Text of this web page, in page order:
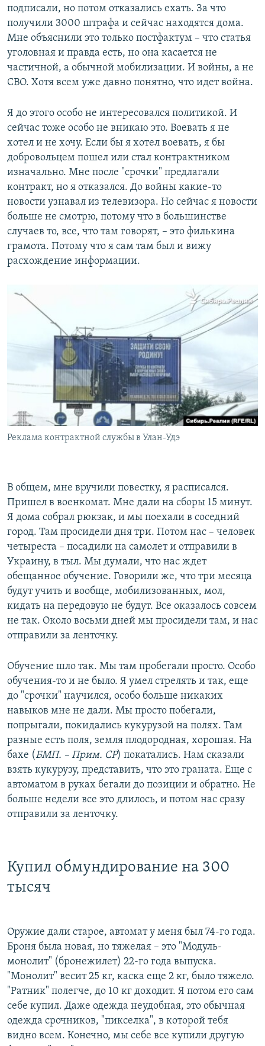
подписали, но потом отказались ехать. За что
получили 3000 штрафа и сейчас находятся дома.
Мне объяснили это только постфактум – что статья
уголовная и правда есть, но она касается не
частичной, а обычной мобилизации. И войны, а не
СВО. Хотя всем уже давно понятно, что идет война.
Я до этого особо не интересовался политикой. И
сейчас тоже особо не вникаю это. Воевать я не
хотел и не хочу. Если бы я хотел воевать, я бы
добровольцем пошел или стал контрактником
изначально. Мне после "срочки" предлагали
контракт, но я отказался. До войны какие-то
новости узнавал из телевизора. Но сейчас я новости
больше не смотрю, потому что в большинстве
случаев то, все, что там говорят, – это филькина
грамота. Потому что я сам там был и вижу
расхождение информации.
Реклама контрактной службы в Улан-Удэ
В общем, мне вручили повестку, я расписался.
Пришел в военкомат. Мне дали на сборы 15 минут.
Я дома собрал рюкзак, и мы поехали в соседний
город. Там просидели дня три. Потом нас – человек
четыреста – посадили на самолет и отправили в
Украину, в тыл. Мы думали, что нас ждет
обещанное обучение. Говорили же, что три месяца
будут учить и вообще, мобилизованных, мол,
кидать на передовую не будут. Все оказалось совсем
не так. Около восьми дней мы просидели там, и нас
отправили за ленточку.
Обучение шло так. Мы там пробегали просто. Особо
обучения-то и не было. Я умел стрелять и так, еще
до "срочки" научился, особо больше никаких
навыков мне не дали. Мы просто побегали,
попрыгали, покидались кукурузой на полях. Там
разные есть поля, земля плодородная, хорошая. На
бахе (БМП. – Прим. СР) покатались. Нам сказали
взять кукурузу, представить, что это граната. Еще с
автоматом в руках бегали до позиции и обратно. Не
больше недели все это длилось, и потом нас сразу
отправили за ленточку.
Купил обмундирование на 300
тысяч
Оружие дали старое, автомат у меня был 74-го года.
Броня была новая, но тяжелая – это "Модуль-
монолит" (бронежилет) 22-го года выпуска.
"Монолит" весит 25 кг, каска еще 2 кг, было тяжело.
"Ратник" полегче, до 10 кг доходит. Я потом его сам
себе купил. Даже одежда неудобная, это обычная
одежда срочников, "пикселка", в которой тебя
видно всем. Конечно, мы себе все купили другую